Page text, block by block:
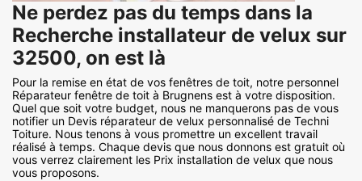
Ne perdez pas du temps dans la
Recherche installateur de velux sur
32500, on est là
Pour la remise en état de vos fenêtres de toit, notre personnel
Réparateur fenêtre de toit à Brugnens est à votre disposition.
Quel que soit votre budget, nous ne manquerons pas de vous
notifier un Devis réparateur de velux personnalisé de Techni
Toiture. Nous tenons à vous promettre un excellent travail
réalisé à temps. Chaque devis que nous donnons est gratuit où
vous verrez clairement les Prix installation de velux que nous
vous proposons.